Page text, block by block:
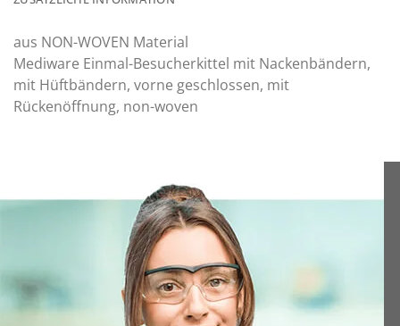
aus NON-WOVEN Material
Mediware Einmal-Besucherkittel mit Nackenbändern,
mit Hüftbändern, vorne geschlossen, mit
Rückenöffnung, non-woven